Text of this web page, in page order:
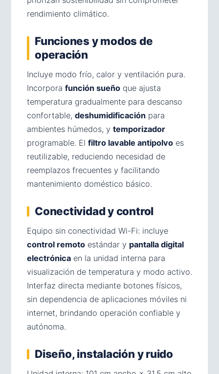
rendimiento climático.
Funciones y modos de
operación
Incluye modo frío, calor y ventilación pura.
Incorpora función sueño que ajusta
temperatura gradualmente para descanso
confortable, deshumidificación para
ambientes húmedos, y temporizador
programable. El filtro lavable antipolvo es
reutilizable, reduciendo necesidad de
reemplazos frecuentes y facilitando
mantenimiento doméstico básico.
Conectividad y control
Equipo sin conectividad Wi-Fi: incluye
control remoto estándar y pantalla digital
electrónica en la unidad interna para
visualización de temperatura y modo activo.
Interfaz directa mediante botones físicos,
sin dependencia de aplicaciones móviles ni
internet, brindando operación confiable y
autónoma.
Diseño, instalación y ruido